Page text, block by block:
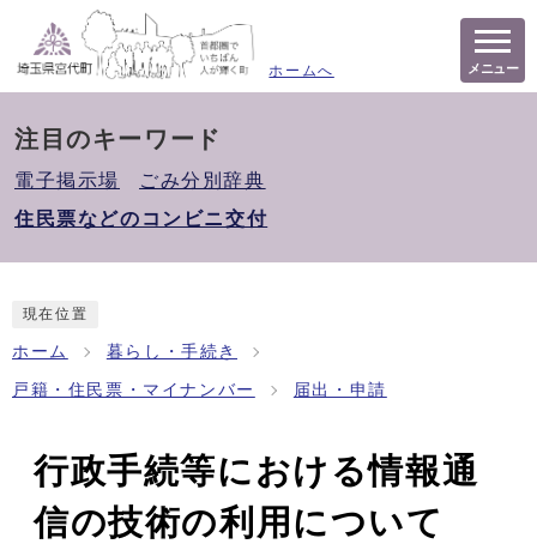
ホームへ メニュー
注目のキーワード
電子掲示場
ごみ分別辞典
住民票などのコンビニ交付
現在位置
ホーム 暮らし・手続き
戸籍・住民票・マイナンバー 届出・申請
行政手続等における情報通
信の技術の利用について